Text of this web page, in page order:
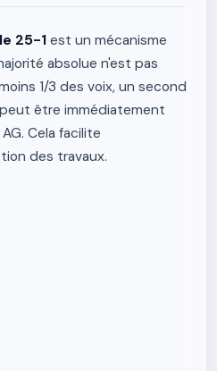
25-1 est un mécanisme
absolue n'est pas
1/3 des voix, un second
être immédiatement
Cela facilite
des travaux.